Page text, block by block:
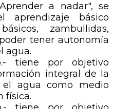
a nadar", se
aprendizaje básico
zambullidas,
tener autonomía
agua.
tiene por objetivo
integral de la
el agua como medio
física.